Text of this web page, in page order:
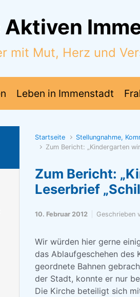
Aktiven
mit Mut, Herz und
Leben in Immenstadt
Startseite
Stellungnahme,
Zum Bericht: „Kindergarten
Zum Bericht:
Leserbrief
10. Februar 2012 Geschrieben
Wir würden hier gerne
das Ablaufgeschehen des
geordnete Bahnen
der Stadt, konnte er nur
Die Kirche beteiligt sich